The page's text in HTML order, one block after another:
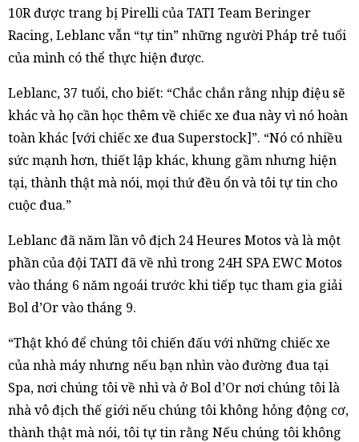
10R được trang bị Pirelli của TATI Team Beringer
Racing, Leblanc vẫn “tự tin” những người Pháp trẻ tuổi
của mình có thể thực hiện được.
Leblanc, 37 tuổi, cho biết: “Chắc chắn rằng nhịp điệu sẽ
khác và họ cần học thêm về chiếc xe đua này vì nó hoàn
toàn khác [với chiếc xe đua Superstock]”. “Nó có nhiều
sức mạnh hơn, thiết lập khác, khung gầm nhưng hiện
tại, thành thật mà nói, mọi thứ đều ổn và tôi tự tin cho
cuộc đua.”
Leblanc đã năm lần vô địch 24 Heures Motos và là một
phần của đội TATI đã về nhì trong 24H SPA EWC Motos
vào tháng 6 năm ngoái trước khi tiếp tục tham gia giải
Bol d’Or vào tháng 9.
“Thật khó để chúng tôi chiến đấu với những chiếc xe
của nhà máy nhưng nếu bạn nhìn vào đường đua tại
Spa, nơi chúng tôi về nhì và ở Bol d’Or nơi chúng tôi là
nhà vô địch thế giới nếu chúng tôi không hỏng động cơ,
thành thật mà nói, tôi tự tin rằng Nếu chúng tôi không